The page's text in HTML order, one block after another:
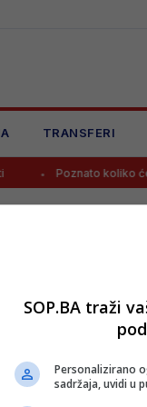
TRANSFERI
Poznato koliko će
SOP.BA traži
Personalizirano
sadržaja, uvidi u